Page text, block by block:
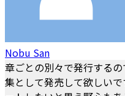
Nobu San
章ごとの別々で発行する
集として発売して欲しい